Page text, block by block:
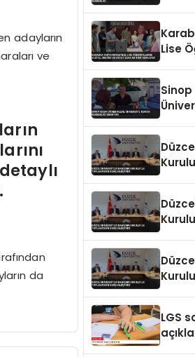
adayların
ve
da
Lise
Sinop
LGS